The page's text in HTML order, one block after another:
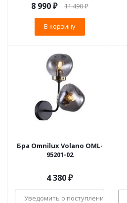
8 990₽ 11 490₽
В корзину
Бра Omnilux Volano OML-
95201-02
4 380₽
Уведомить о поступлении